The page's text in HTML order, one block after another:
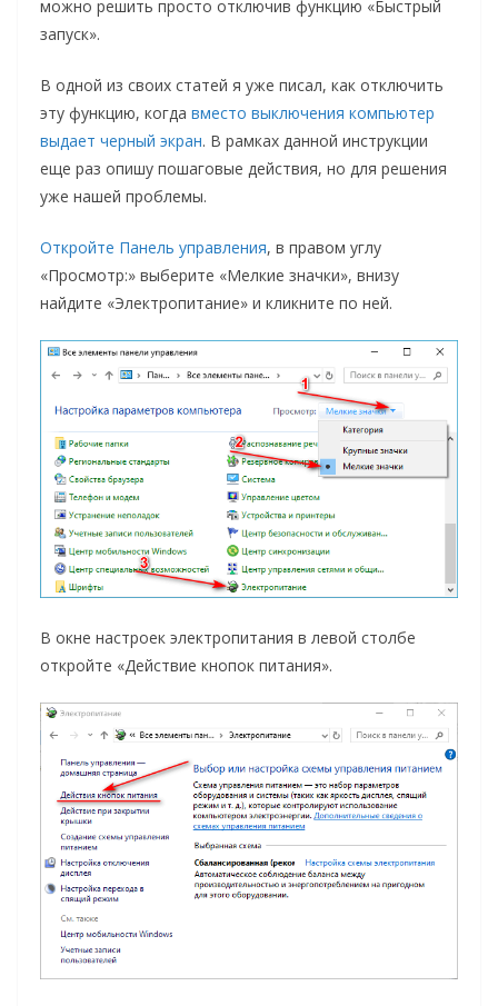
можно решить просто отключив функцию «Быстрый
запуск».
В одной из своих статей я уже писал, как отключить
эту функцию, когда вместо выключения компьютер
выдает черный экран. В рамках данной инструкции
еще раз опишу пошаговые действия, но для решения
уже нашей проблемы.
Откройте Панель управления, в правом углу
«Просмотр:» выберите «Мелкие значки», внизу
найдите «Электропитание» и кликните по ней.
В окне настроек электропитания в левой столбе
откройте «Действие кнопок питания».